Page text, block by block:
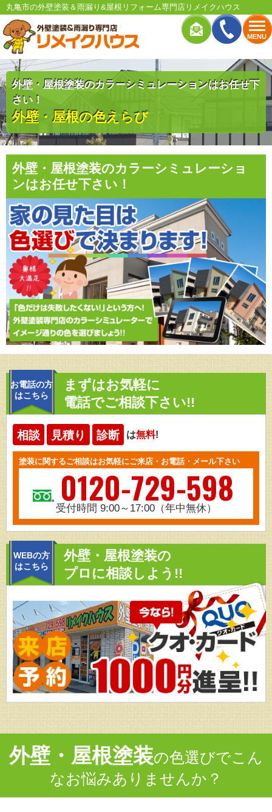
MENU
丸亀市の外壁塗装＆雨漏り&屋根リフォーム専門店リメイクハウス
外壁・屋根塗装のカラーシミュレーションはお任せ下
さい！
外壁・屋根の色えらび
外壁・屋根塗装のカラーシミュレーショ
ンはお任せ下さい！
お電話の方
はこちら
まずはお気軽に
電話でご相談下さい!!
相談 見積り 診断 は無料!
塗装に関するご相談はお気軽にご来店・お電話・メール下さい
0120-729-598
受付時間 9:00～17:00（年中無休）
WEBの方
はこちら
外壁・屋根塗装の
プロに相談しよう!!
外壁・屋根塗装の色選びでこん
なお悩みありませんか？